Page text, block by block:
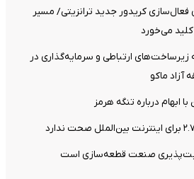
فعال‌سازی کریدور جدید ترانزیتی/ مسیر
می‌خورد
زیرساخت‌های ارتباطی و سرمایه‌گذاری در
آزاد ماکو
درباره تنگه هرمز
صنعت قطعه‌سازی است